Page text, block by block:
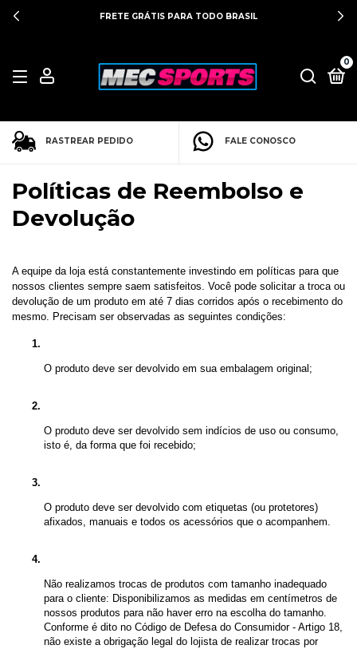
FRETE GRÁTIS PARA TODO BRASIL
0
RASTREAR PEDIDO FALE CONOSCO
Políticas de Reembolso e
Devolução
A equipe da loja está constantemente investindo em políticas para que
nossos clientes sempre saem satisfeitos. Você pode solicitar a troca ou
devolução de um produto em até 7 dias corridos após o recebimento do
mesmo. Precisam ser observadas as seguintes condições:
O produto deve ser devolvido em sua embalagem original;
O produto deve ser devolvido sem indícios de uso ou consumo,
isto é, da forma que foi recebido;
O produto deve ser devolvido com etiquetas (ou protetores)
afixados, manuais e todos os acessórios que o acompanhem.
Não realizamos trocas de produtos com tamanho inadequado
para o cliente: Disponibilizamos as medidas em centímetros de
nossos produtos para não haver erro na escolha do tamanho.
Conforme é dito no Código de Defesa do Consumidor - Artigo 18,
não existe a obrigação legal do lojista de realizar trocas por